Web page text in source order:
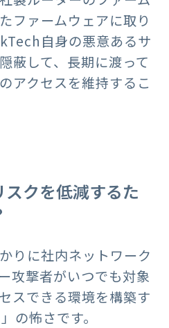
ファームウェアに取り
自身の悪意あるサ
蔽して、長期に渡って
アクセスを維持するこ
クを低減するた
りに社内ネットワーク
攻撃者がいつでも対象
スできる環境を構築す
の怖さです。